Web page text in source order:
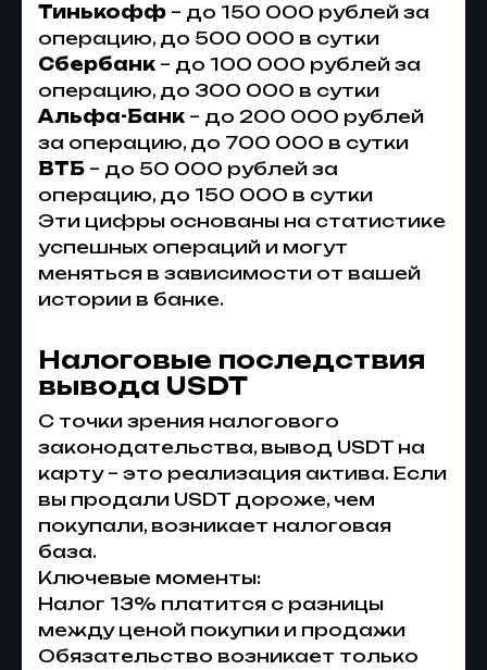
Тинькофф – до 150 000 рублей за
операцию, до 500 000 в сутки
Сбербанк – до 100 000 рублей за
операцию, до 300 000 в сутки
Альфа-Банк – до 200 000 рублей
за операцию, до 700 000 в сутки
ВТБ – до 50 000 рублей за
операцию, до 150 000 в сутки
Эти цифры основаны на статистике
успешных операций и могут
меняться в зависимости от вашей
истории в банке.
Налоговые последствия
вывода USDT
С точки зрения налогового
законодательства, вывод USDT на
карту – это реализация актива. Если
вы продали USDT дороже, чем
покупали, возникает налоговая
база.
Ключевые моменты:
Налог 13% платится с разницы
между ценой покупки и продажи
Обязательство возникает только